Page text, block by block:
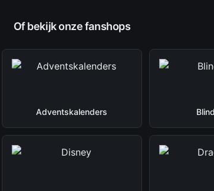
Of bekijk onze fanshops
Adventskalenders